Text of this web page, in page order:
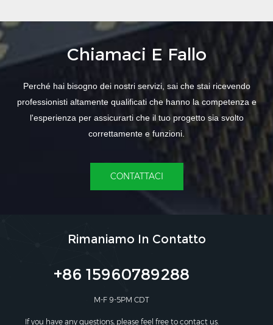
Chiamaci E Fallo
Perché hai bisogno dei nostri servizi, sai che stai ricevendo
professionisti altamente qualificati che hanno la competenza e
l'esperienza per assicurarti che il tuo progetto sia svolto
correttamente e funzioni.
CONTATTACI
Rimaniamo In Contatto
+86 15960789288
M-F 9-5PM CDT
If you have any questions, please feel free to contact us.